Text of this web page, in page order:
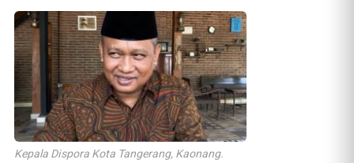
Kepala Dispora Kota Tangerang, Kaonang.